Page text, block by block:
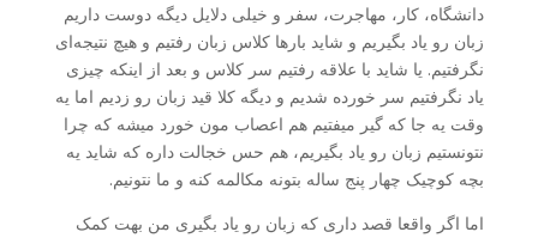
دانشگاه، کار، مهاجرت، سفر و خیلی دلایل دیگه دوست داریم
زبان رو یاد بگیریم و شاید بارها کلاس زبان رفتیم و هیچ نتیجه‌ای
نگرفتیم. یا شاید با علاقه رفتیم سر کلاس و بعد از اینکه چیزی
یاد نگرفتیم سر خورده شدیم و دیگه کلا قید زبان رو زدیم اما یه
وقت یه جا که گیر میفتیم هم اعصاب مون خورد میشه که چرا
نتونستیم زبان رو یاد بگیریم، هم حس خجالت داره که شاید یه
بچه کوچیک چهار پنج ساله بتونه مکالمه کنه و ما نتونیم.
اما اگر واقعا قصد داری که زبان رو یاد بگیری من بهت کمک